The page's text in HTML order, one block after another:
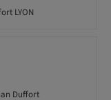
LYON
Duffort